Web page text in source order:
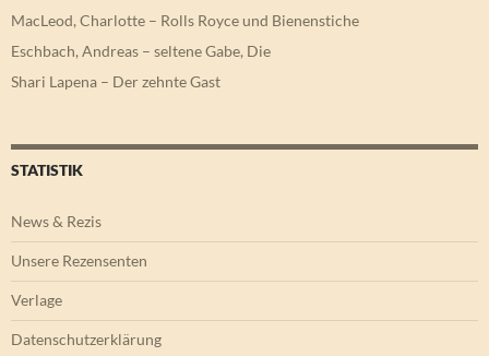
MacLeod, Charlotte – Rolls Royce und Bienenstiche
Eschbach, Andreas – seltene Gabe, Die
Shari Lapena – Der zehnte Gast
STATISTIK
News & Rezis
Unsere Rezensenten
Verlage
Datenschutzerklärung